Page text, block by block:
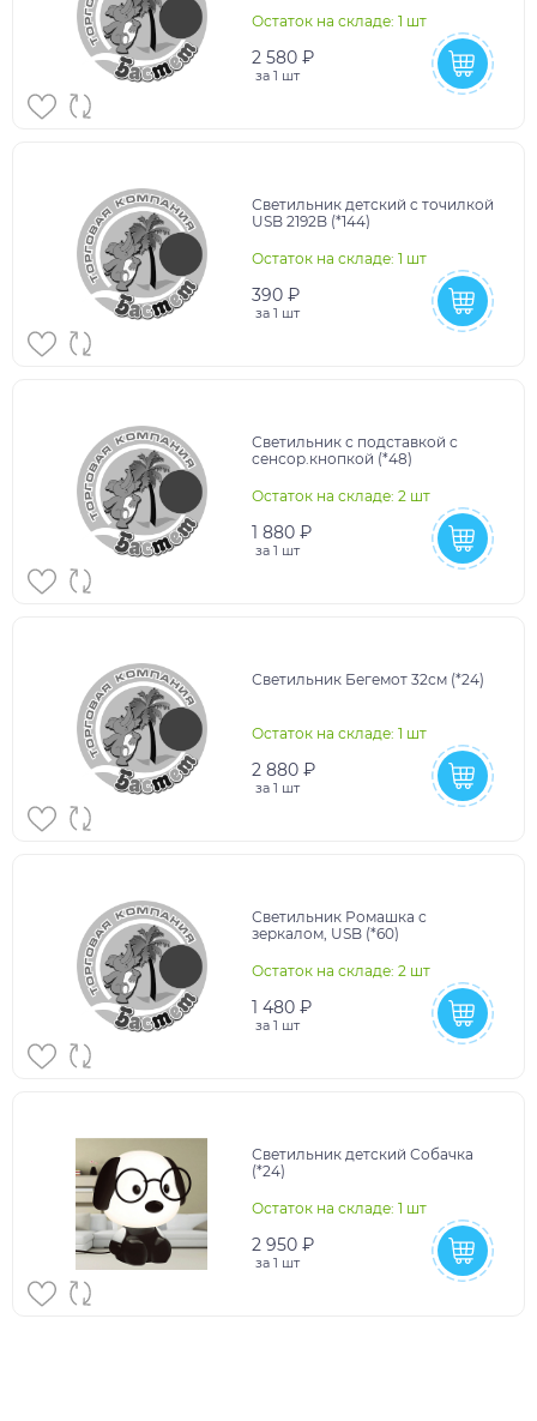
Остаток на складе: 1 шт
2 580 ₽
за 1 шт
Светильник детский c точилкой
USB 2192B (*144)
Остаток на складе: 1 шт
390 ₽
за 1 шт
Светильник с подставкой с
сенсор.кнопкой (*48)
Остаток на складе: 2 шт
1 880 ₽
за 1 шт
Светильник Бегемот 32см (*24)
Остаток на складе: 1 шт
2 880 ₽
за 1 шт
Светильник Ромашка с
зеркалом, USB (*60)
Остаток на складе: 2 шт
1 480 ₽
за 1 шт
Светильник детский Собачка
(*24)
Остаток на складе: 1 шт
2 950 ₽
за 1 шт